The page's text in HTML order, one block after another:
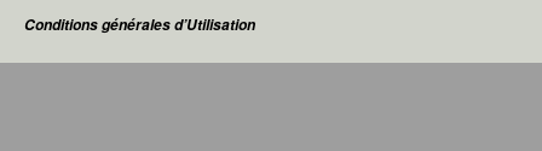
Conditions générales d’Utilisation